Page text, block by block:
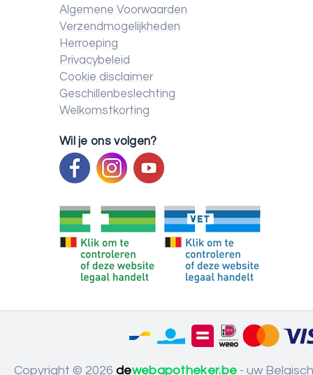
Algemene Voorwaarden
Verzendmogelijkheden
Herroeping
Privacybeleid
Cookie disclaimer
Geschillenbeslechting
Welkomstkorting
Wil je ons volgen?
Copyright © 2026 dewebapotheker.be - uw